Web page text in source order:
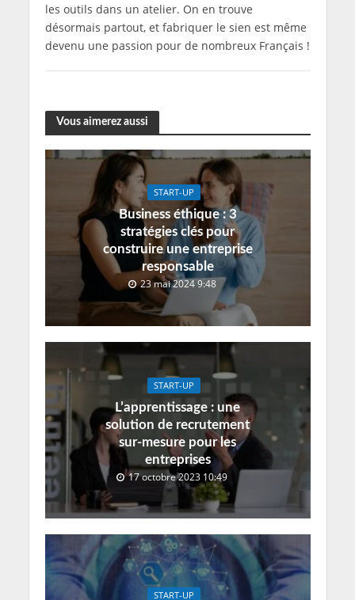
les outils dans un atelier. On en trouve
désormais partout, et fabriquer le sien est même
devenu une passion pour de nombreux Français !
Vous aimerez aussi
START-UP
Business éthique : 3
stratégies clés pour
construire une entreprise
responsable
23 mai 2024 9:48
START-UP
L’apprentissage : une
solution de recrutement
sur-mesure pour les
entreprises
17 octobre 2023 10:49
START-UP